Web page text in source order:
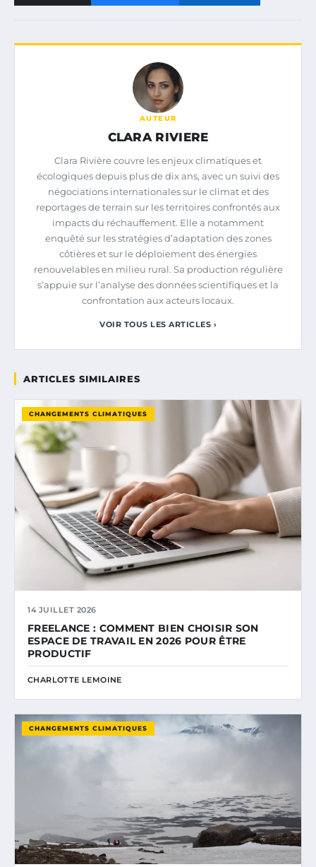
AUTEUR
CLARA RIVIERE
Clara Rivière couvre les enjeux climatiques et
écologiques depuis plus de dix ans, avec un suivi des
négociations internationales sur le climat et des
reportages de terrain sur les territoires confrontés aux
impacts du réchauffement. Elle a notamment
enquêté sur les stratégies d’adaptation des zones
côtières et sur le déploiement des énergies
renouvelables en milieu rural. Sa production régulière
s’appuie sur l’analyse des données scientifiques et la
confrontation aux acteurs locaux.
VOIR TOUS LES ARTICLES ›
ARTICLES SIMILAIRES
CHANGEMENTS CLIMATIQUES
14 JUILLET 2026
FREELANCE : COMMENT BIEN CHOISIR SON
ESPACE DE TRAVAIL EN 2026 POUR ÊTRE
PRODUCTIF
CHARLOTTE LEMOINE
CHANGEMENTS CLIMATIQUES